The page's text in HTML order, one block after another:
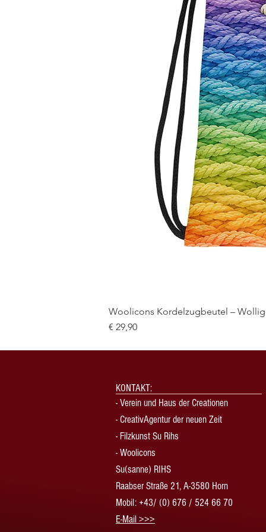
Woolicons Kordelzugbeutel –
Preis
€ 29,90
KONTAKT:
- Verein und Haus der Creationen
- CreativAgentur der neuen Zeit
- Filzkunst Su Rihs
- Woolicons
Su(sanne) RIHS
Raabser Straße 21, A-3580 Horn
Mobil: +43/ (0) 676 / 524 66 70
​E-Mail >>>